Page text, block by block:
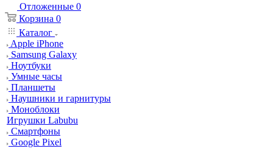
Отложенные 0
Корзина 0
Каталог
Apple iPhone
Samsung Galaxy
Ноутбуки
Умные часы
Планшеты
Наушники и гарнитуры
Моноблоки
Игрушки Labubu
Смартфоны
Google Pixel